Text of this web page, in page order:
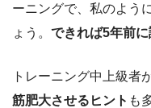
ーニングで、私のよう
ょう。 できれば5年前
トレーニング中上級者
筋肥大させるヒント も